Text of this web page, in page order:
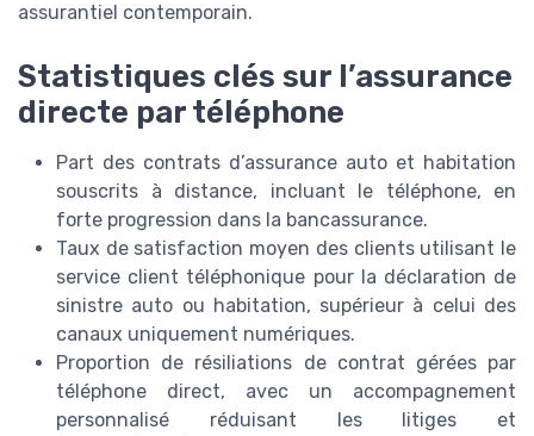
assurantiel contemporain.
Statistiques clés sur l’assurance
directe par téléphone
Part des contrats d’assurance auto et habitation
souscrits à distance, incluant le téléphone, en
forte progression dans la bancassurance.
Taux de satisfaction moyen des clients utilisant le
service client téléphonique pour la déclaration de
sinistre auto ou habitation, supérieur à celui des
canaux uniquement numériques.
Proportion de résiliations de contrat gérées par
téléphone direct, avec un accompagnement
personnalisé réduisant les litiges et